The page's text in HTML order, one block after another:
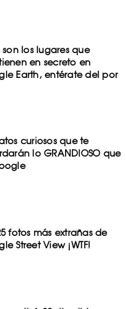
son los lugares que
en secreto en
Earth, entérate del por
curiosos que te
lo GRANDIOSO que
fotos más extrañas de
Street View ¡WTF!